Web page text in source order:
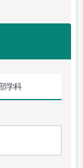
学科